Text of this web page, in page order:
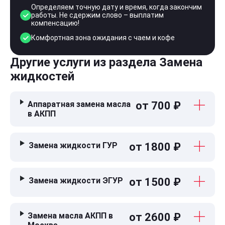
Определяем точную дату и время, когда закончим
работы. Не сдержим слово – выплатим
компенсацию!
Комфортная зона ожидания с чаем и кофе
Другие услуги из раздела Замена
жидкостей
Аппаратная замена масла
в АКПП
от 700 ₽
Замена жидкости ГУР от 1800 ₽
Замена жидкости ЭГУР от 1500 ₽
Замена масла АКПП в
от 2600 ₽